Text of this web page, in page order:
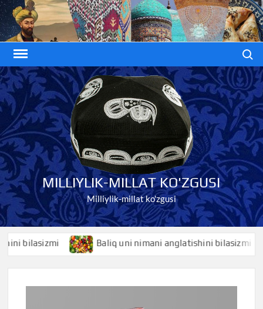
Skip
to
content
MILLIYLIK-MILLAT KO'ZGUSI
Milliylik-millat ko'zgusi
Baliq uni nimani anglatishini bilasizmi